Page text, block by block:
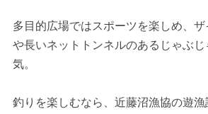
多目的広場ではスポーツを楽しめ、
や長いネットトンネルのあるじゃぶじ
気。
釣りを楽しむなら、近藤沼漁協の遊漁